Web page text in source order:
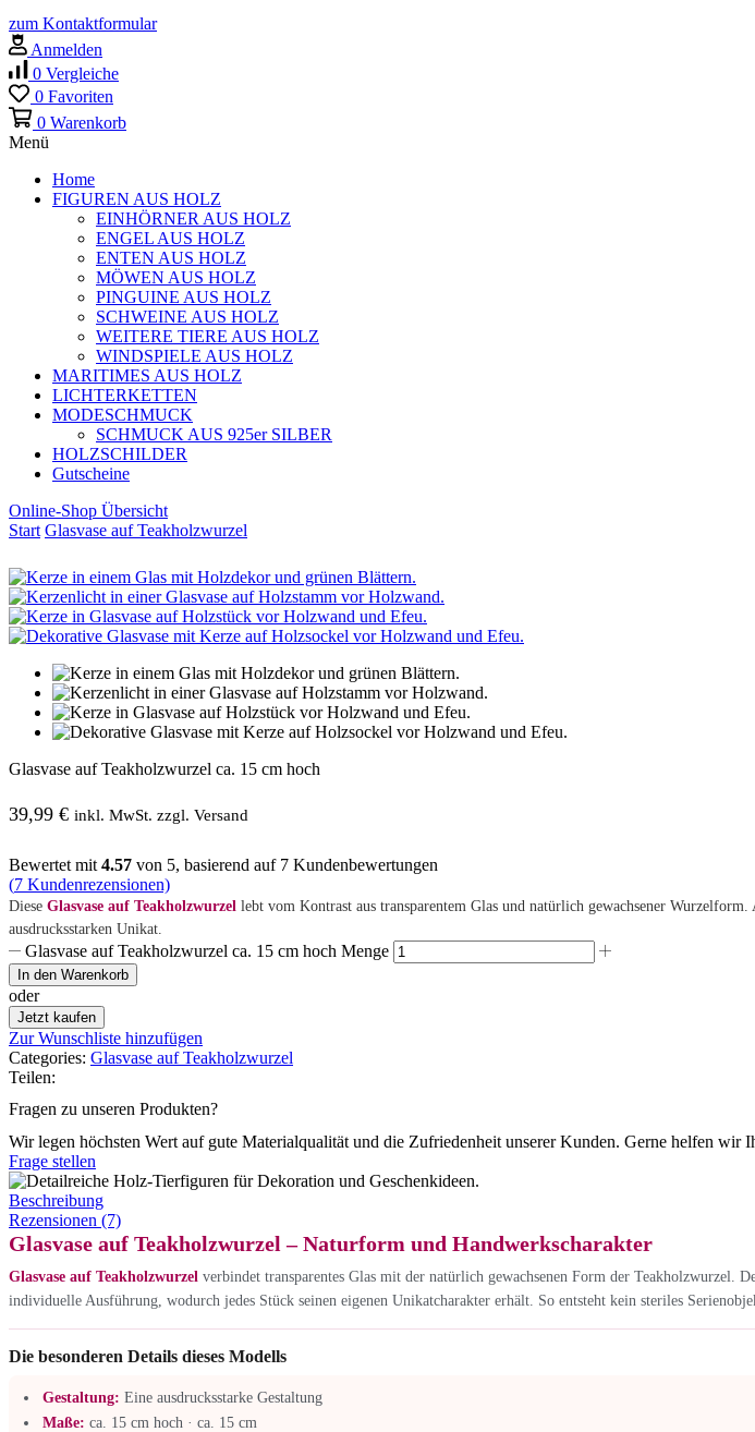
zum Kontaktformular
Anmelden
0 Vergleiche
0 Favoriten
0 Warenkorb
Menü
Home
FIGUREN AUS HOLZ
EINHÖRNER AUS HOLZ
ENGEL AUS HOLZ
ENTEN AUS HOLZ
MÖWEN AUS HOLZ
PINGUINE AUS HOLZ
SCHWEINE AUS HOLZ
WEITERE TIERE AUS HOLZ
WINDSPIELE AUS HOLZ
MARITIMES AUS HOLZ
LICHTERKETTEN
MODESCHMUCK
SCHMUCK AUS 925er SILBER
HOLZSCHILDER
Gutscheine
Online-Shop Übersicht
Start Glasvase auf Teakholzwurzel
Glasvase auf Teakholzwurzel ca. 15 cm hoch
39,99 € inkl. MwSt. zzgl. Versand
Bewertet mit 4.57 von 5, basierend auf 7 Kundenbewertungen
(7 Kundenrezensionen)
Diese Glasvase auf Teakholzwurzel lebt vom Kontrast aus transparentem Glas und natürlich gewachsener
ausdrucksstarken Unikat.
Glasvase auf Teakholzwurzel ca. 15 cm hoch Menge
In den Warenkorb
oder
Jetzt kaufen
Zur Wunschliste hinzufügen
Categories: Glasvase auf Teakholzwurzel
Teilen:
Fragen zu unseren Produkten?
Wir legen höchsten Wert auf gute Materialqualität und die Zufriedenheit unserer Kunden. Gerne helfen wir
Frage stellen
Beschreibung
Rezensionen (7)
Glasvase auf Teakholzwurzel – Naturform und Handwerkscharakter
Glasvase auf Teakholzwurzel verbindet transparentes Glas mit der natürlich gewachsenen Form der Teakholzwurzel.
individuelle Ausführung, wodurch jedes Stück seinen eigenen Unikatcharakter erhält. So entsteht kein steriles
Die besonderen Details dieses Modells
Gestaltung: Eine ausdrucksstarke Gestaltung
Maße: ca. 15 cm hoch · ca. 15 cm